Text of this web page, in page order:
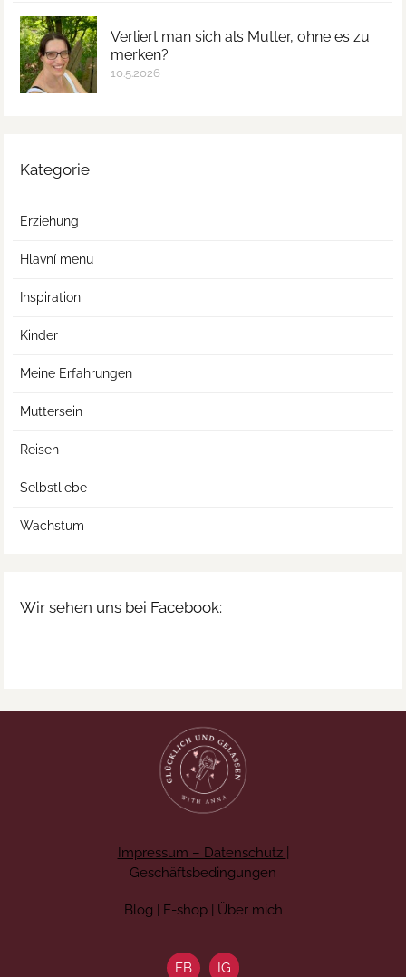
Verliert man sich als Mutter, ohne es zu
merken?
10.5.2026
Kategorie
Erziehung
Hlavní menu
Inspiration
Kinder
Meine Erfahrungen
Muttersein
Reisen
Selbstliebe
Wachstum
Wir sehen uns bei Facebook:
Impressum – Datenschutz
Geschäftsbedingungen
Blog | E-shop | Über mich
FB IG